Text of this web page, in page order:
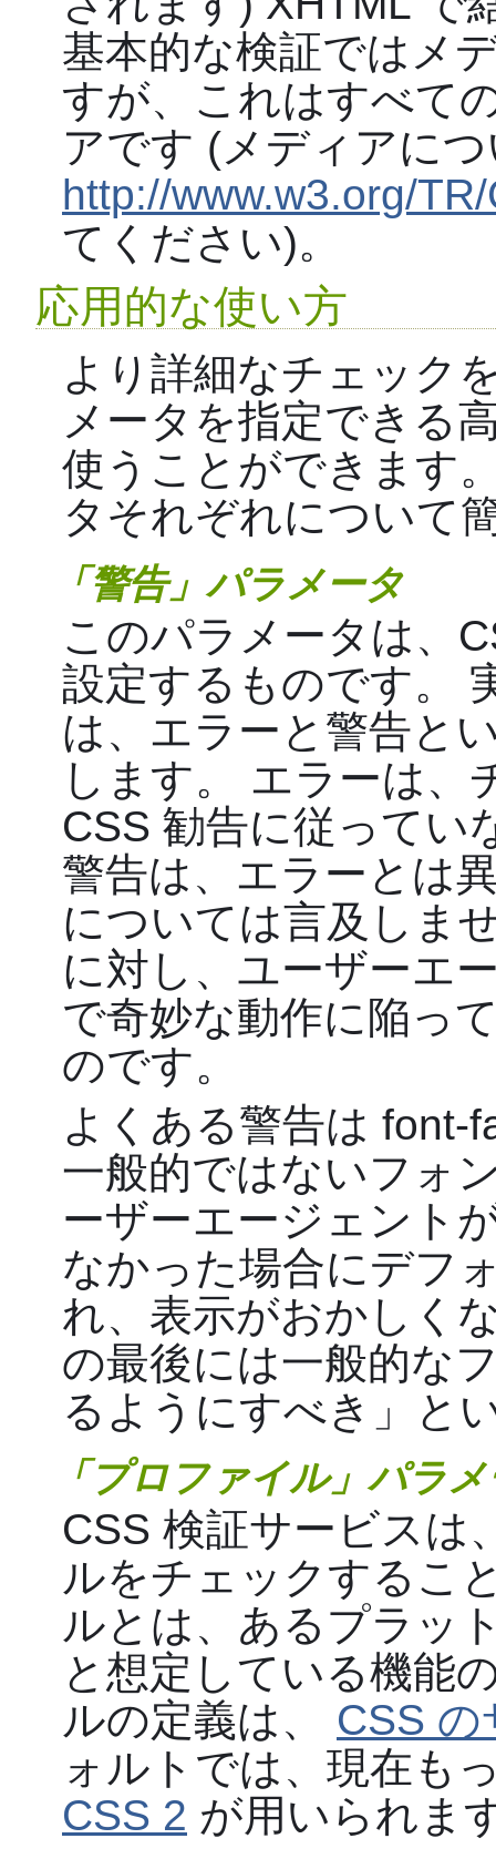
基本的な検証ではメ
すが、これはすべて
アです (メディアに
http://www.w3.org/
てください)。
応用的な使い方
より詳細なチェック
メータを指定できる
使うことができます
タそれぞれについて
「警告」パラメータ
このパラメータは、
設定するものです。
は、エラーと警告と
します。 エラーは、
CSS 勧告に従ってい
警告は、エラーとは
については言及しま
に対し、ユーザーエ
で奇妙な動作に陥っ
のです。
よくある警告は font-
一般的ではないフォ
ーザーエージェント
なかった場合にデフ
れ、表示がおかしく
の最後には一般的な
るようにすべき」と
「プロファイル」パラ
CSS 検証サービスは
ルをチェックするこ
ルとは、あるプラッ
と想定している機能
ルの定義は、 CSS の
ォルトでは、現在も
CSS 2 が用いられま